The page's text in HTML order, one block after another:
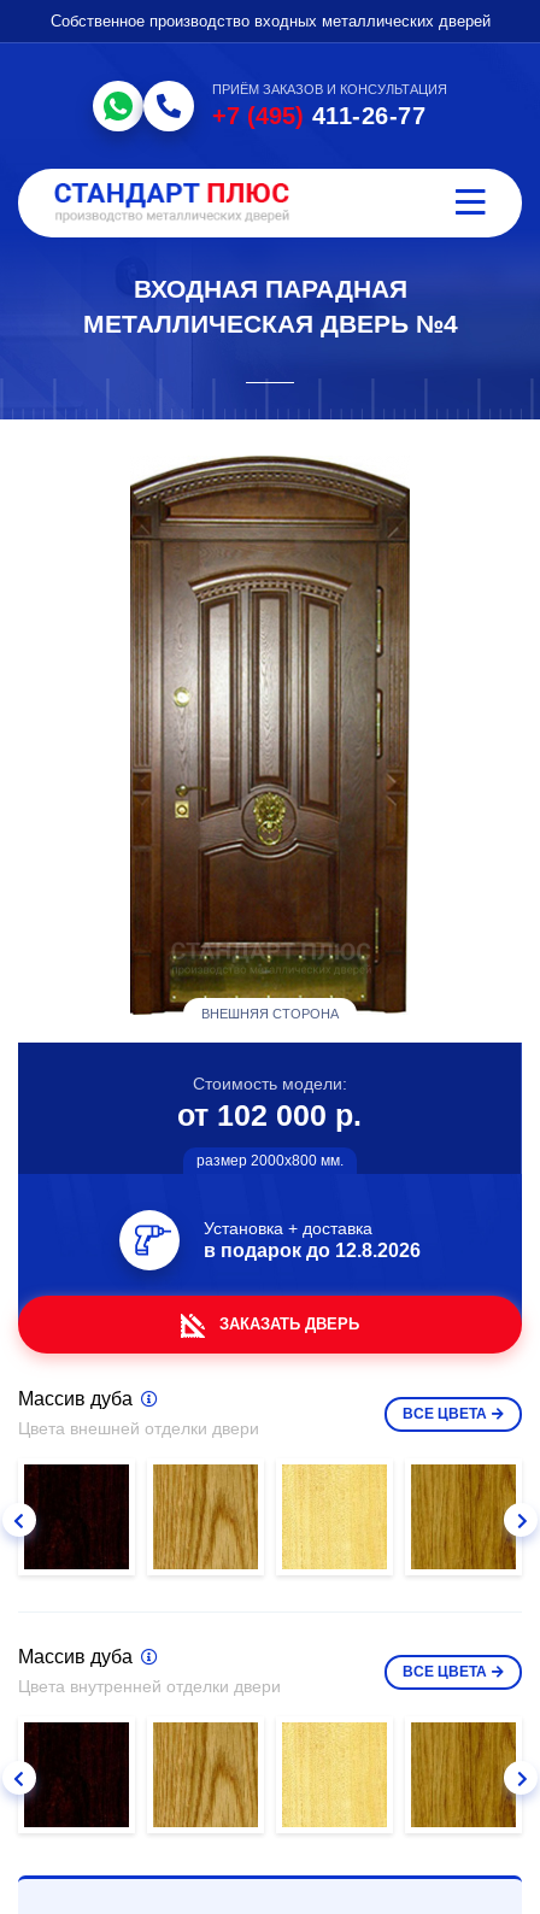
Собственное производство входных металлических дверей
ПРИЁМ ЗАКАЗОВ И КОНСУЛЬТАЦИЯ
+7 (495) 411-26-77
ВХОДНАЯ ПАРАДНАЯ
МЕТАЛЛИЧЕСКАЯ ДВЕРЬ №4
ВНЕШНЯЯ СТОРОНА
Стоимость модели:
от 102 000 р.
размер 2000х800 мм.
Установка + доставка
в подарок до 12.8.2026
ЗАКАЗАТЬ ДВЕРЬ
Массив дуба
Цвета внешней отделки двери
ВСЕ ЦВЕТА
Массив дуба
Цвета внутренней отделки двери
ВСЕ ЦВЕТА